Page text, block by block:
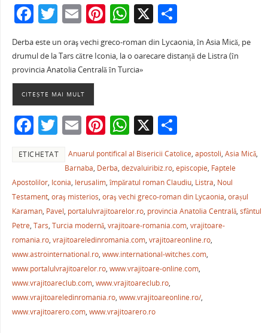
F
c
e
b
o
o
k
T
itt
er
E
m
ai
l
Pi
er
e
W
at
s
p
p
X P
ar
ta
ză
Derba este un oraş vechi greco-roman din Lycaonia, în Asia Mică, pe
drumul de la Tars către Iconia, la o oarecare distanță de Listra (în
provincia Anatolia Centrală în Turcia»
CITEȘTE MAI MULT
F
c
e
b
o
o
k
T
w
itt
er
E
m
ai
l
Pi
nt
er
e
st
W
h
at
s
A
p
p
X P
ar
ta
je
a
ză
ETICHETAT Anuarul pontifical al Bisericii Catolice,apostoli,Asia Mică,
Barnaba, Derba,dezvaluiribiz.ro,episcopie, Faptele
Apostolilor, Iconia, Ierusalim, împăratul roman Claudiu, Listra, Noul
Testament, oraş misterios, oraş vechi greco-roman din Lycaonia, orașul
Karaman, Pavel, portalulvrajitoarelor.ro, provincia Anatolia Centrală, sfântul
Petre, Tars, Turcia modernă, vrajitoare-romania.com, vrajitoare-
romania.ro, vrajitoareledinromania.com, vrajitoareonline.ro,
www.astrointernational.ro, www.international-witches.com,
www.portalulvrajitoarelor.ro, www.vrajitoare-online.com,
www.vrajitoareclub.com, www.vrajitoareclub.ro,
www.vrajitoareledinromania.ro, www.vrajitoareonline.ro/,
www.vrajitoarero.com, www.vrajitoarero.ro